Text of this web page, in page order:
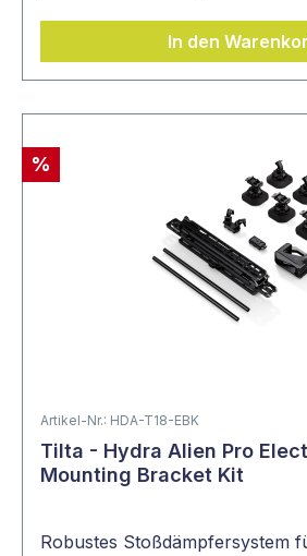
In den
%
Artikel-Nr.: HDA-T18-EBK
Tilta - Hydra Alien Pro
Mounting Bracket Kit
Robustes Stoßdämpfersystem